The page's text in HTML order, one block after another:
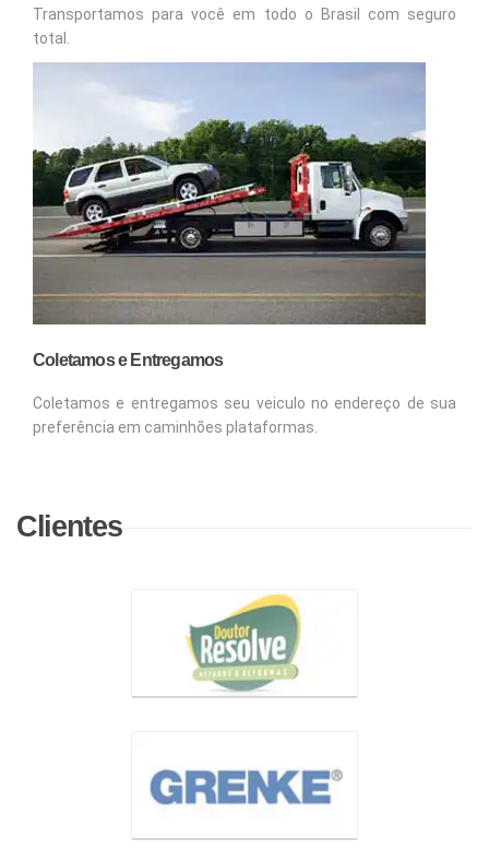
Transportamos para você em todo o Brasil com seguro
total.
Coletamos e Entregamos
Coletamos e entregamos seu veiculo no endereço de sua
preferência em caminhões plataformas.
Clientes